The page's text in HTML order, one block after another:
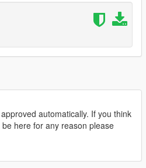
automatically. If you think
here for any reason please